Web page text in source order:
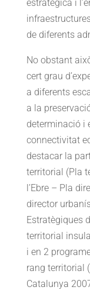
estratègica i
de diferents
No obstant
cert grau
a diferents
a la
determinació i
connectivitat
destacar la
territorial (Pla
l’Ebre – Pla
director
Estratègiques
territorial
i en 2
rang territorial
Catalunya